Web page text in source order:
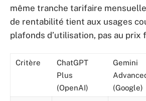
même tranche tarifaire
de rentabilité tient aux usages
plafonds d’utilisation, pas au prix
Critère
ChatGPT
Plus
(OpenAI)
Gemini
(Google)